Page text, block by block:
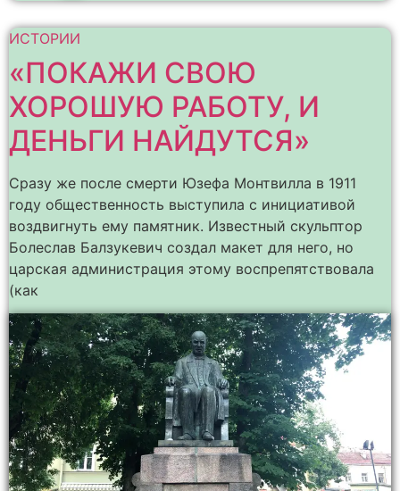
ИСТОРИИ
«ПОКАЖИ СВОЮ
ХОРОШУЮ РАБОТУ, И
ДЕНЬГИ НАЙДУТСЯ»
Сразу же после смерти Юзефа Монтвилла в 1911
году общественность выступила с инициативой
воздвигнуть ему памятник. Известный скульптор
Болеслав Балзукевич создал макет для него, но
царская администрация этому воспрепятствовала
(как